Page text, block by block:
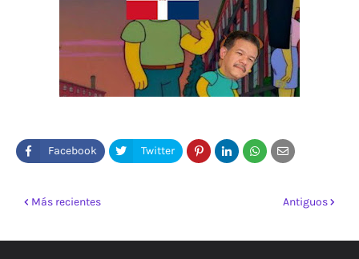
Más recientes Antiguos